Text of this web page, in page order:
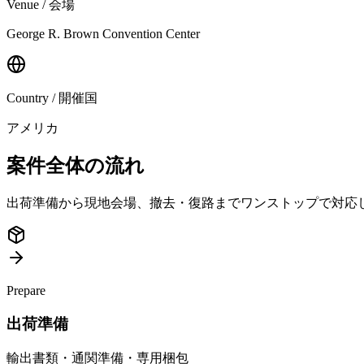
Venue / 会場
George R. Brown Convention Center
Country / 開催国
アメリカ
案件全体の流れ
出荷準備から現地会場、撤去・復路までワンストップで対応
Prepare
出荷準備
輸出書類・通関準備・専用梱包